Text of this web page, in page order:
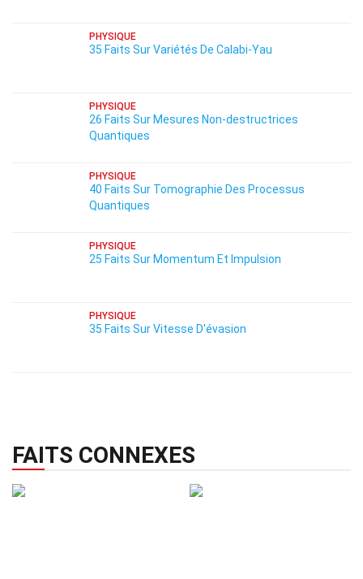
PHYSIQUE
35 Faits Sur Variétés De Calabi-Yau
PHYSIQUE
26 Faits Sur Mesures Non-destructrices
Quantiques
PHYSIQUE
40 Faits Sur Tomographie Des Processus
Quantiques
PHYSIQUE
25 Faits Sur Momentum Et Impulsion
PHYSIQUE
35 Faits Sur Vitesse D'évasion
FAITS CONNEXES